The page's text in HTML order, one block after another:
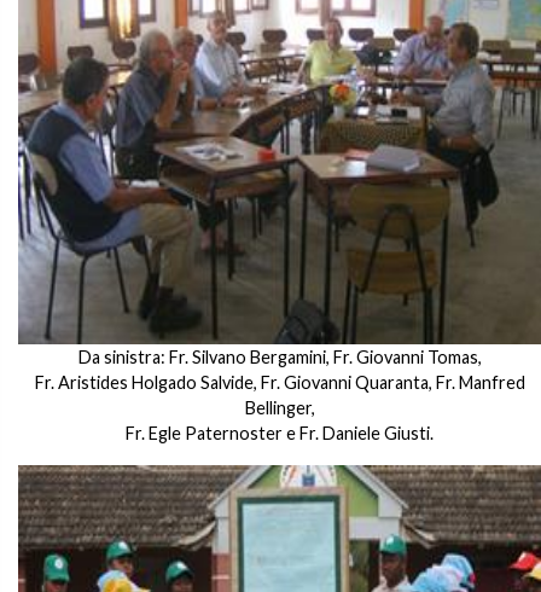
Da sinistra: Fr. Silvano Bergamini, Fr. Giovanni Tomas,
Fr. Aristides Holgado Salvide, Fr. Giovanni Quaranta, Fr. Manfred
Bellinger,
Fr. Egle Paternoster e Fr. Daniele Giusti.